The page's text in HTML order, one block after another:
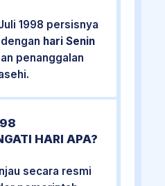
1998 persisnya
hari Senin
penanggalan
HARI APA?
secara resmi